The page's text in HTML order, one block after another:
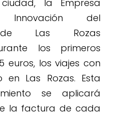
la Empresa
del
de Las Rozas
los primeros
euros, los viajes con
Las Rozas. Esta
se aplicará
la factura de cada